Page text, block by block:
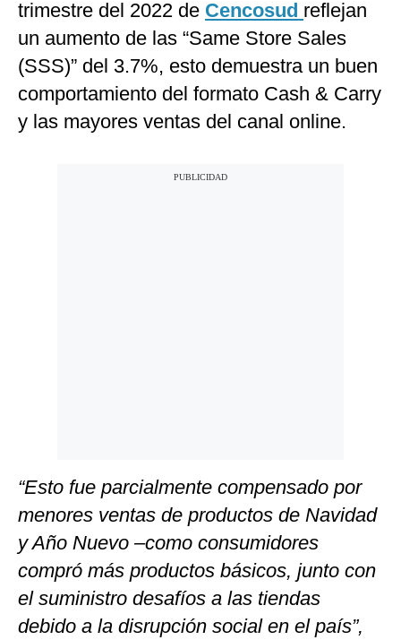
trimestre del 2022 de Cencosud reflejan
un aumento de las “Same Store Sales
(SSS)” del 3.7%, esto demuestra un buen
comportamiento del formato Cash & Carry
y las mayores ventas del canal online.
“Esto fue parcialmente compensado por
menores ventas de productos de Navidad
y Año Nuevo –como consumidores
compró más productos básicos, junto con
el suministro desafíos a las tiendas
debido a la disrupción social en el país”,